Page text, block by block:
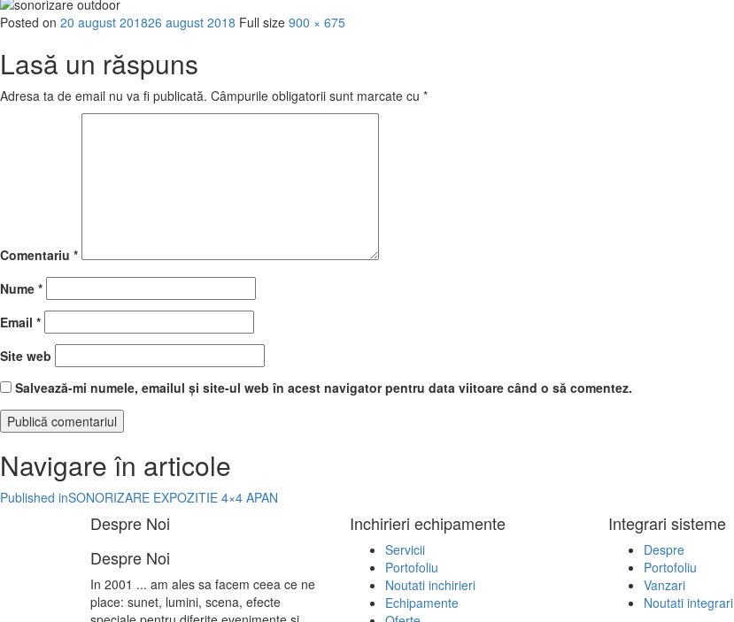
Posted on 20 august 201826 august 2018 Full size 900 × 675
Lasă un răspuns
Adresa ta de email nu va fi publicată. Câmpurile obligatorii sunt marcate cu *
Comentariu *
Nume *
Email *
Site web
Salvează-mi numele, emailul și site-ul web în acest navigator pentru data viitoare când o să comentez.
Navigare în articole
Published inSONORIZARE EXPOZITIE 4×4 APAN
Despre Noi
Despre Noi
In 2001 ... am ales sa facem ceea ce ne
place: sunet, lumini, scena, efecte
Inchirieri echipamente
Servicii
Portofoliu
Noutati inchirieri
Echipamente
Integrari sisteme
Despre
Portofoliu
Vanzari
Noutati integrari